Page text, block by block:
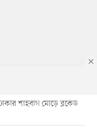
শাহবাগ মোড়ে ব্লকেড